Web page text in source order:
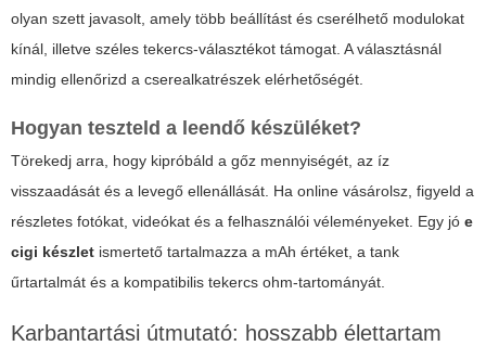
olyan szett javasolt, amely több beállítást és cserélhető modulokat
kínál, illetve széles tekercs-választékot támogat. A választásnál
mindig ellenőrizd a cserealkatrészek elérhetőségét.
Hogyan teszteld a leendő készüléket?
Törekedj arra, hogy kipróbáld a gőz mennyiségét, az íz
visszaadását és a levegő ellenállását. Ha online vásárolsz, figyeld a
részletes fotókat, videókat és a felhasználói véleményeket. Egy jó e
cigi készlet ismertető tartalmazza a mAh értéket, a tank
űrtartalmát és a kompatibilis tekercs ohm-tartományát.
Karbantartási útmutató: hosszabb élettartam